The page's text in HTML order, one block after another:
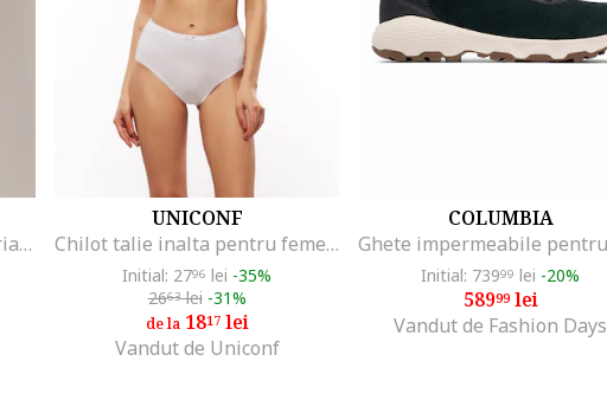
Costum de baie intreg cu striatii, Bleumarin
UNICONF
Chilot talie inalta pentru femei NF23, Alb
Initial: 2796 lei -35%
2663lei -31%
de la1817lei
Vandut de Uniconf
COLUMBIA
Initial: 73999 lei -20%
58999lei
Vandut de Fashion Days